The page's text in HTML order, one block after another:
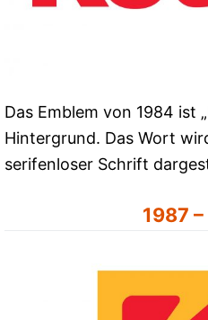
Das Emblem von 1984 ist
Hintergrund. Das Wort
serifenloser Schrift
1987